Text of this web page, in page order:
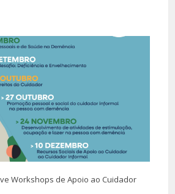
Workshops de Apoio ao Cuidador